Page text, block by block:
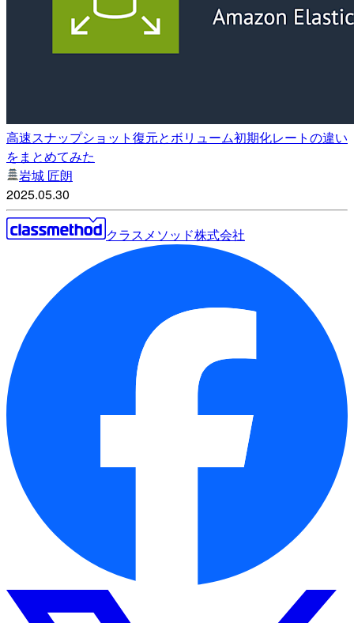
高速スナップショット復元とボリューム初期化レートの違い
をまとめてみた
岩城 匠朗
2025.05.30
クラスメソッド株式会社